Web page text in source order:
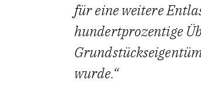
für eine weitere
hundertprozentige
wurde.